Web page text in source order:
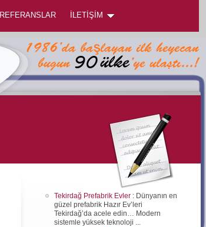
REFERANSLAR İLETİŞİM
Tekirdağ Prefabrik Evler : Dünyanın en
güzel prefabrik Hazır Ev’leri
Tekirdağ’da acele edin… Modern
sistemle yüksek teknoloji ...